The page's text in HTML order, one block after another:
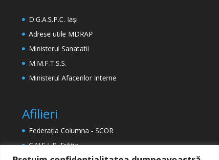
D.G.A.S.P.C. Iași
Adrese utile MDRAP
Ministerul Sanatatii
M.M.F.T.S.S.
Ministerul Afacerilor Interne
Afilieri
Federația Columna - SCOR
C.N.S.L.R. Frăția